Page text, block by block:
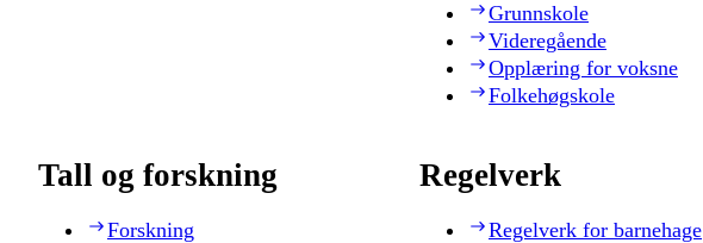
Grunnskole
Videregående
Opplæring for voksne
Folkehøgskole
Tall og forskning
Forskning
Regelverk
Regelverk for barnehage